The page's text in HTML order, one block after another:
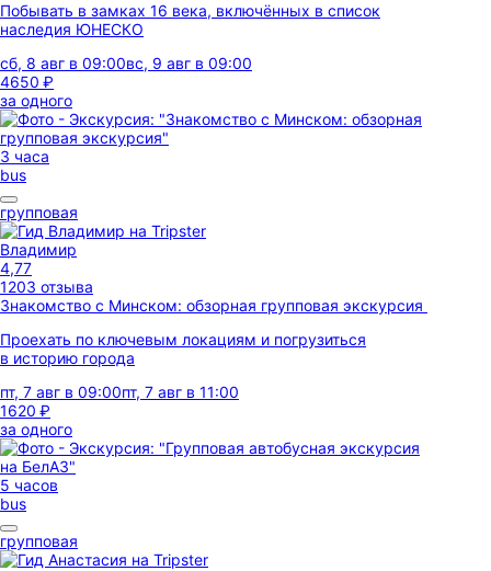
Побывать в замках 16 века, включённых в список
наследия ЮНЕСКО
сб, 8 авг в 09:00вс, 9 авг в 09:00
4650 ₽
за одного
3 часа
bus
групповая
Владимир
4,77
1203 отзыва
Знакомство с Минском: обзорная групповая экскурсия
Проехать по ключевым локациям и погрузиться
в историю города
пт, 7 авг в 09:00пт, 7 авг в 11:00
1620 ₽
за одного
5 часов
bus
групповая